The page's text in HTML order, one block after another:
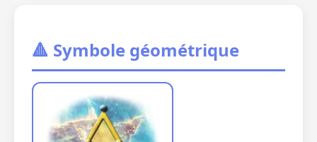
🔺 Symbole géométrique